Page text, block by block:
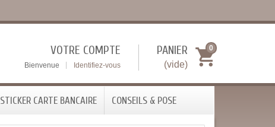
PANIER
(vide)
0
VOTRE COMPTE
Bienvenue Identifiez-vous
STICKER CARTE BANCAIRE CONSEILS & POSE